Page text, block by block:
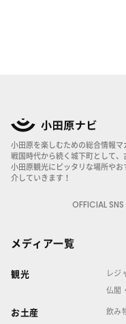
小田原を楽しむための総合情報マ
戦国時代から続く城下町として、
小田原観光にピッタリな場所や
介していきます！
OFFICIAL SNS
メディア一覧
観光 レジ
仏閣
お土産 飲み